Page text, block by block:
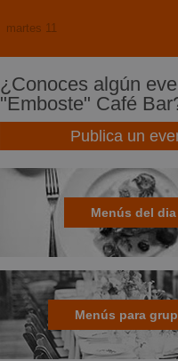
martes 11
¿Conoces algún
"Emboste" Café
Publica un
Menús del dia
Menús para